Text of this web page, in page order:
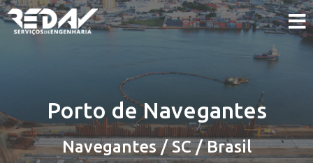
Porto de Navegantes
Navegantes / SC / Brasil